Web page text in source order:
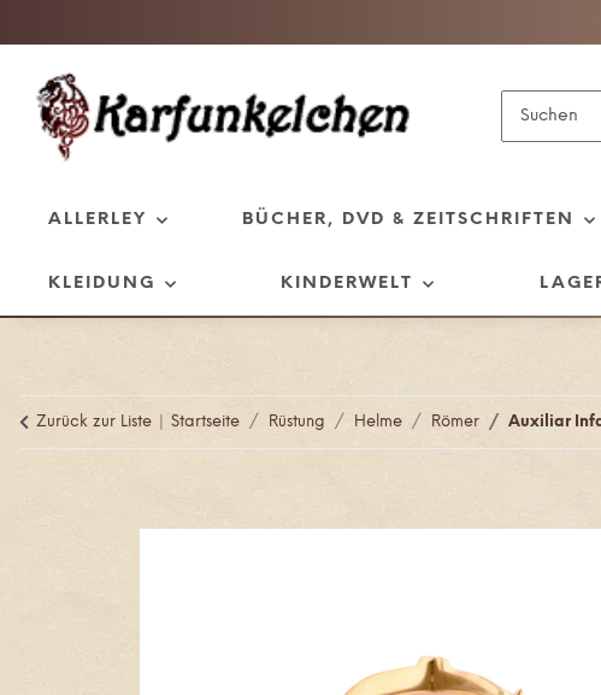
ALLERLEY BÜCHER, DVD & ZEITSCHRIFTEN
KLEIDUNG KINDERWELT
Zurück zur Liste Startseite Rüstung Helme Römer Auxiliar